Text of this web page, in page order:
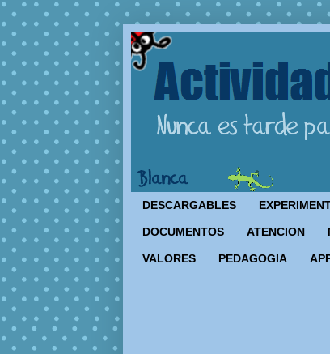
DESCARGABLES
DOCUMENTOS ATENCION
VALORES PEDAGOGIA